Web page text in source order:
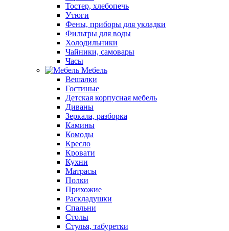
Тостер, хлебопечь
Утюги
Фены, приборы для укладки
Фильтры для воды
Холодильники
Чайники, самовары
Часы
Мебель
Вешалки
Гостиные
Детская корпусная мебель
Диваны
Зеркала, разборка
Камины
Комоды
Кресло
Кровати
Кухни
Матрасы
Полки
Прихожие
Раскладушки
Спальни
Столы
Стулья, табуретки